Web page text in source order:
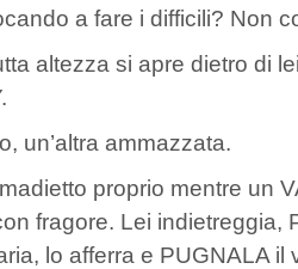
a fare i difficili? Non
altezza si apre dietro di
un’altra ammazzata.
proprio mentre un
fragore. Lei
lo afferra e PUGNALA il